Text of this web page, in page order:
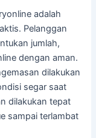
adalah
Pelanggan
jumlah,
dengan aman.
dilakukan
segar saat
dilakukan tepat
sampai terlambat